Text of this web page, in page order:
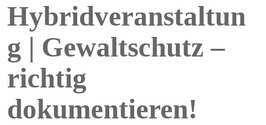
Hybridveranstaltun
g | Gewaltschutz –
richtig
dokumentieren!